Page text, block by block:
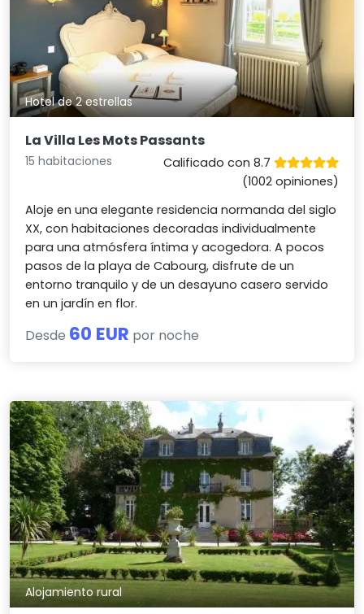
Hotel de 2 estrellas
La Villa Les Mots Passants
15 habitaciones
Calificado con 8.7
(1002 opiniones)
Aloje en una elegante residencia normanda del siglo
XX, con habitaciones decoradas individualmente
para una atmósfera íntima y acogedora. A pocos
pasos de la playa de Cabourg, disfrute de un
entorno tranquilo y de un desayuno casero servido
en un jardín en flor.
Desde 60 EUR por noche
Alojamiento rural